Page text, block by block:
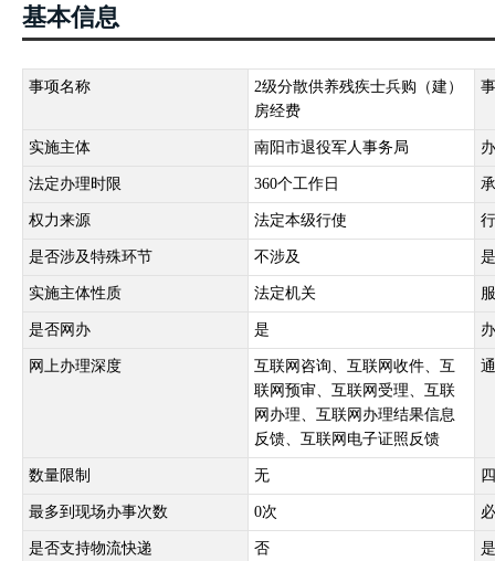
基本信息
事项名称
2级分散供养残疾士兵购（建）
房经费
实施主体 南阳市退役军人事务局
法定办理时限 360个工作日
权力来源 法定本级行使
是否涉及特殊环节 不涉及
实施主体性质 法定机关
是否网办 是
网上办理深度
互联网咨询、互联网收件、互
联网预审、互联网受理、互联
网办理、互联网办理结果信息
反馈、互联网电子证照反馈
数量限制 无
最多到现场办事次数 0次
是否支持物流快递 否